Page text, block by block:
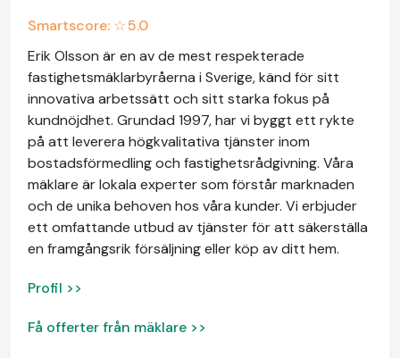
Smartscore: ☆5.0
Erik Olsson är en av de mest respekterade
fastighetsmäklarbyråerna i Sverige, känd för sitt
innovativa arbetssätt och sitt starka fokus på
kundnöjdhet. Grundad 1997, har vi byggt ett rykte
på att leverera högkvalitativa tjänster inom
bostadsförmedling och fastighetsrådgivning. Våra
mäklare är lokala experter som förstår marknaden
och de unika behoven hos våra kunder. Vi erbjuder
ett omfattande utbud av tjänster för att säkerställa
en framgångsrik försäljning eller köp av ditt hem.
Profil >>
Få offerter från mäklare >>